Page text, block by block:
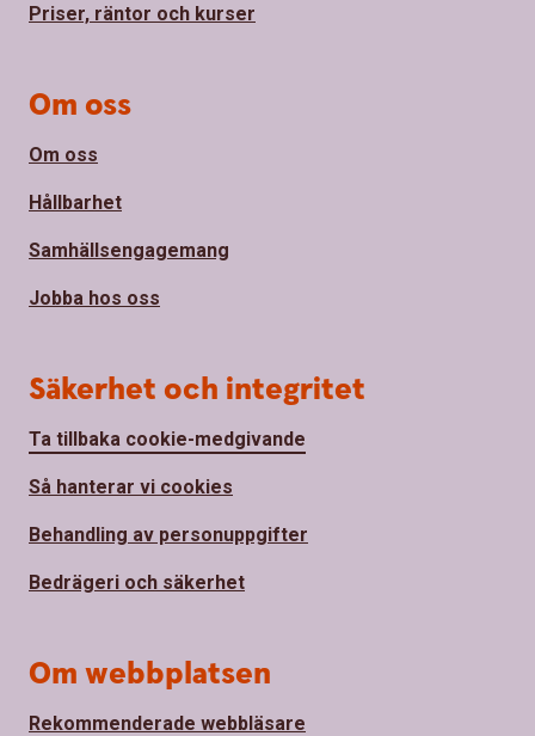
Priser, räntor och kurser
Om oss
Om oss
Hållbarhet
Samhällsengagemang
Jobba hos oss
Säkerhet och integritet
Ta tillbaka cookie-medgivande
Så hanterar vi cookies
Behandling av personuppgifter
Bedrägeri och säkerhet
Om webbplatsen
Rekommenderade webbläsare